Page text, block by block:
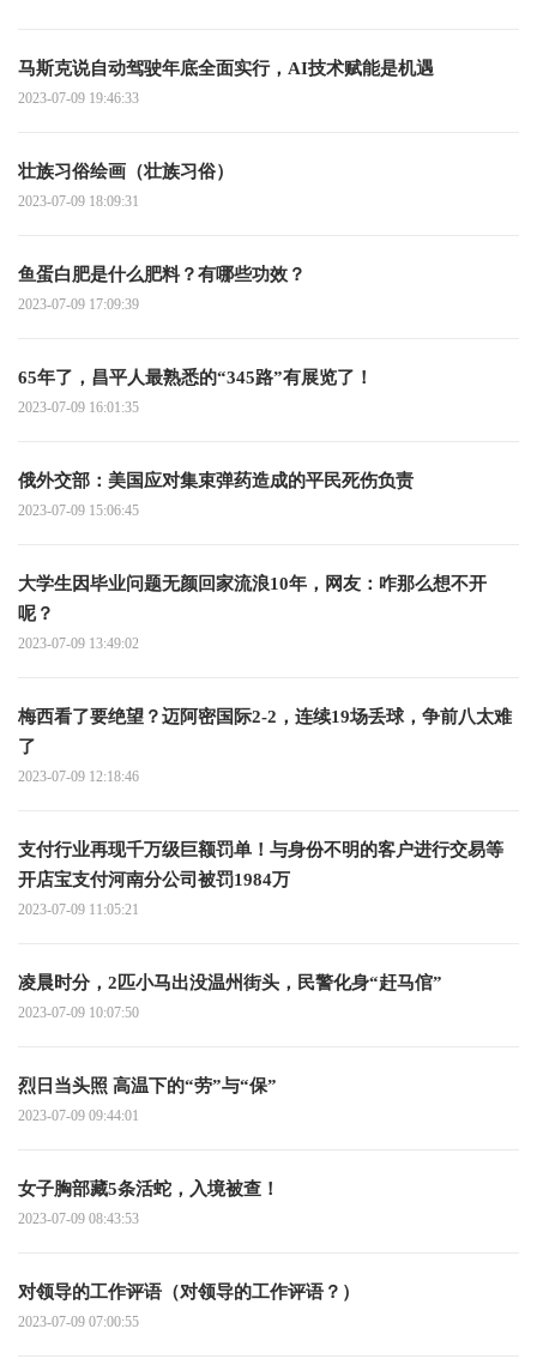
马斯克说自动驾驶年底全面实行，AI技术赋能是机遇
2023-07-09 19:46:33
壮族习俗绘画（壮族习俗）
2023-07-09 18:09:31
鱼蛋白肥是什么肥料？有哪些功效？
2023-07-09 17:09:39
65年了，昌平人最熟悉的“345路”有展览了！
2023-07-09 16:01:35
俄外交部：美国应对集束弹药造成的平民死伤负责
2023-07-09 15:06:45
大学生因毕业问题无颜回家流浪10年，网友：咋那么想不开
呢？
2023-07-09 13:49:02
梅西看了要绝望？迈阿密国际2-2，连续19场丢球，争前八太难
了
2023-07-09 12:18:46
支付行业再现千万级巨额罚单！与身份不明的客户进行交易等
开店宝支付河南分公司被罚1984万
2023-07-09 11:05:21
凌晨时分，2匹小马出没温州街头，民警化身“赶马倌”
2023-07-09 10:07:50
烈日当头照 高温下的“劳”与“保”
2023-07-09 09:44:01
女子胸部藏5条活蛇，入境被查！
2023-07-09 08:43:53
对领导的工作评语（对领导的工作评语？）
2023-07-09 07:00:55